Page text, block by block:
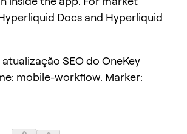
Docs and Hyperliquid
SEO do OneKey
mobile-workflow. Marker: